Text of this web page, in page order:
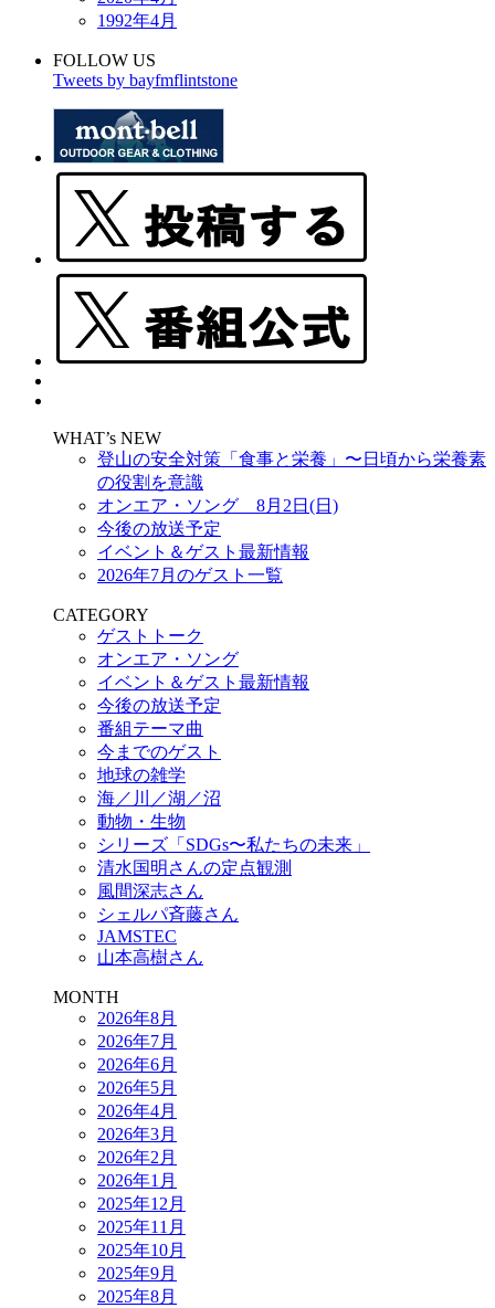
1992年4月
FOLLOW US
Tweets by bayfmflintstone
WHAT’s NEW
登山の安全対策「食事と栄養」〜日頃から栄養素
の役割を意識
オンエア・ソング 8月2日(日)
今後の放送予定
イベント＆ゲスト最新情報
2026年7月のゲスト一覧
CATEGORY
ゲストトーク
オンエア・ソング
イベント＆ゲスト最新情報
今後の放送予定
番組テーマ曲
今までのゲスト
地球の雑学
海／川／湖／沼
動物・生物
シリーズ「SDGs〜私たちの未来」
清水国明さんの定点観測
風間深志さん
シェルパ斉藤さん
JAMSTEC
山本高樹さん
MONTH
2026年8月
2026年7月
2026年6月
2026年5月
2026年4月
2026年3月
2026年2月
2026年1月
2025年12月
2025年11月
2025年10月
2025年9月
2025年8月